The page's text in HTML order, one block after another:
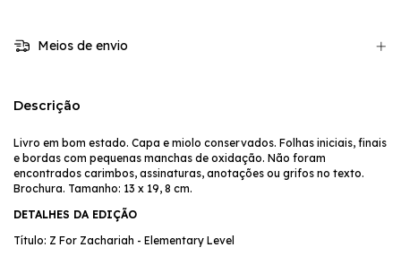
Meios de envio
Descrição
Livro em bom estado. Capa e miolo conservados. Folhas iniciais, finais
e bordas com pequenas manchas de oxidação. Não foram
encontrados carimbos, assinaturas, anotações ou grifos no texto.
Brochura. Tamanho: 13 x 19, 8 cm.
DETALHES DA EDIÇÃO
Título: Z For Zachariah - Elementary Level